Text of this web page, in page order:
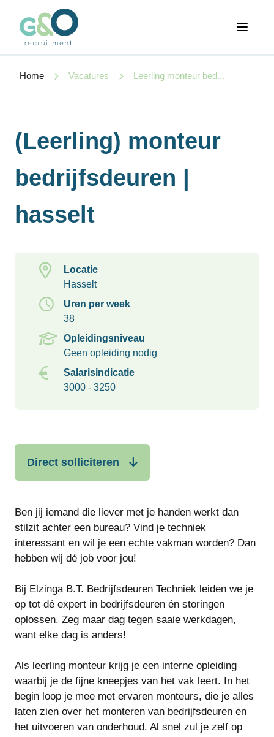
Open
Home Vacatures Leerling monteur bed...
(Leerling) monteur
bedrijfsdeuren |
hasselt
Locatie
Hasselt
Uren per week
38
Opleidingsniveau
Geen opleiding nodig
Salarisindicatie
3000 - 3250
Direct solliciteren
Ben jij iemand die liever met je handen werkt dan
stilzit achter een bureau? Vind je techniek
interessant en wil je een echte vakman worden? Dan
hebben wij dé job voor jou!
Bij Elzinga B.T. Bedrijfsdeuren Techniek leiden we je
op tot dé expert in bedrijfsdeuren én storingen
oplossen. Zeg maar dag tegen saaie werkdagen,
want elke dag is anders!
Als leerling monteur krijg je een interne opleiding
waarbij je de fijne kneepjes van het vak leert. In het
begin loop je mee met ervaren monteurs, die je alles
laten zien over het monteren van bedrijfsdeuren en
het uitvoeren van onderhoud. Al snel zul je zelf op